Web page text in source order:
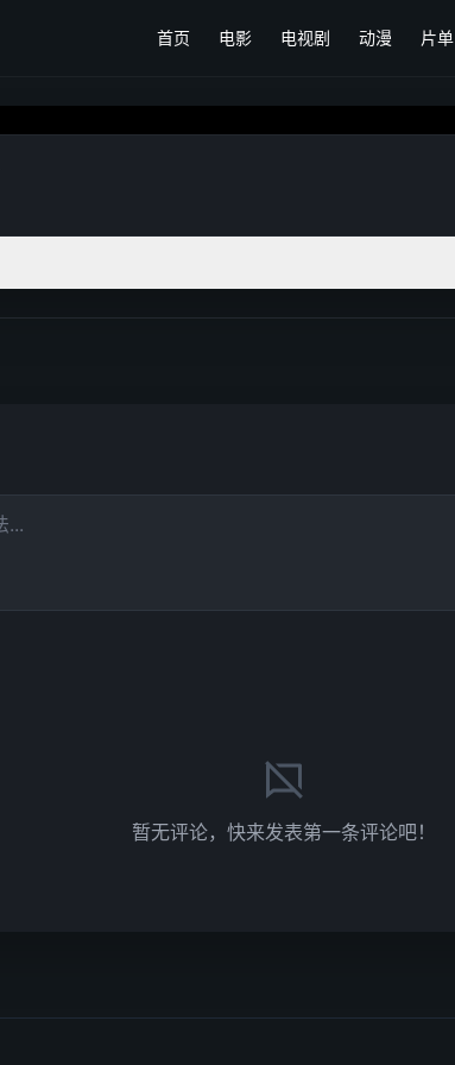
首页 电影 电视剧 动漫 片单
暂无评论，快来发表第一条评论吧！